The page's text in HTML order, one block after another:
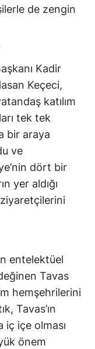
de zengin
Kadir
Keçeci,
katılım
tek tek
bir araya
ve
dört bir
yer aldığı
entelektüel
Tavas
hemşehrilerini
Tavas’ın
içe olması
önem